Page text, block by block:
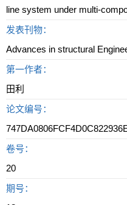
line system under multi-
发表刊物：
Advances in structural
第一作者：
田利
论文编号：
卷号：
20
期号：